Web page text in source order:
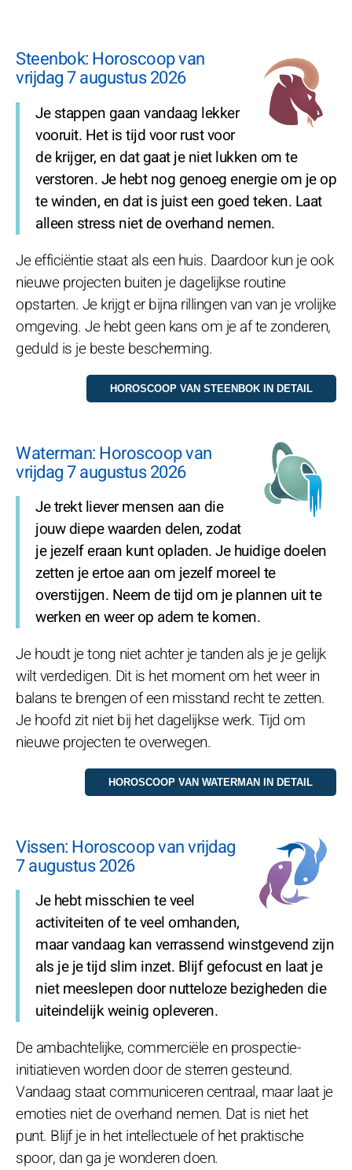
Steenbok: Horoscoop van
vrijdag 7 augustus 2026
Je stappen gaan vandaag lekker
vooruit. Het is tijd voor rust voor
de krijger, en dat gaat je niet lukken om te
verstoren. Je hebt nog genoeg energie om je op
te winden, en dat is juist een goed teken. Laat
alleen stress niet de overhand nemen.
Je efficiëntie staat als een huis. Daardoor kun je ook
nieuwe projecten buiten je dagelijkse routine
opstarten. Je krijgt er bijna rillingen van van je vrolijke
omgeving. Je hebt geen kans om je af te zonderen,
geduld is je beste bescherming.
Waterman: Horoscoop van
vrijdag 7 augustus 2026
Je trekt liever mensen aan die
jouw diepe waarden delen, zodat
je jezelf eraan kunt opladen. Je huidige doelen
zetten je ertoe aan om jezelf moreel te
overstijgen. Neem de tijd om je plannen uit te
werken en weer op adem te komen.
Je houdt je tong niet achter je tanden als je je gelijk
wilt verdedigen. Dit is het moment om het weer in
balans te brengen of een misstand recht te zetten.
Je hoofd zit niet bij het dagelijkse werk. Tijd om
nieuwe projecten te overwegen.
Vissen: Horoscoop van vrijdag
7 augustus 2026
Je hebt misschien te veel
activiteiten of te veel omhanden,
maar vandaag kan verrassend winstgevend zijn
als je je tijd slim inzet. Blijf gefocust en laat je
niet meeslepen door nutteloze bezigheden die
uiteindelijk weinig opleveren.
De ambachtelijke, commerciële en prospectie-
initiatieven worden door de sterren gesteund.
Vandaag staat communiceren centraal, maar laat je
emoties niet de overhand nemen. Dat is niet het
punt. Blijf je in het intellectuele of het praktische
spoor, dan ga je wonderen doen.